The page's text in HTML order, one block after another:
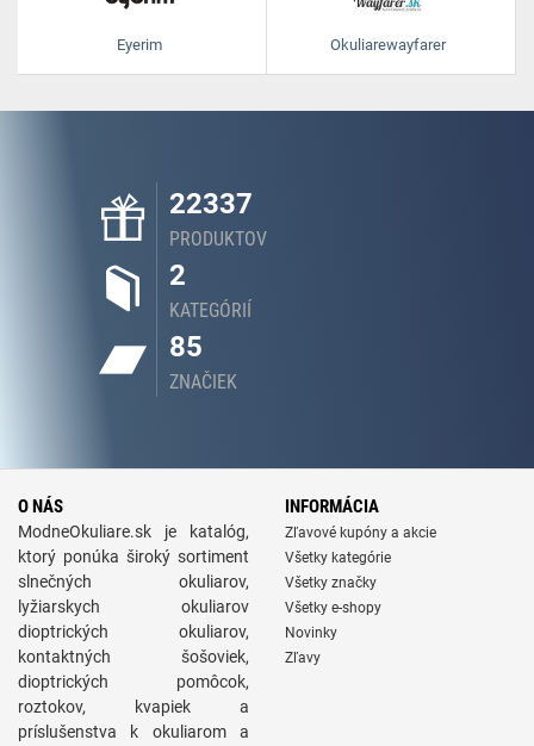
Eyerim Okuliarewayfarer
22337
PRODUKTOV
2
KATEGÓRIÍ
85
ZNAČIEK
O NÁS
ModneOkuliare.sk je katalóg,
ktorý ponúka široký sortiment
slnečných okuliarov,
lyžiarskych okuliarov
dioptrických okuliarov,
kontaktných šošoviek,
dioptrických pomôcok,
roztokov, kvapiek a
príslušenstva k okuliarom a
INFORMÁCIA
Zľavové kupóny a akcie
Všetky kategórie
Všetky značky
Všetky e-shopy
Novinky
Zľavy